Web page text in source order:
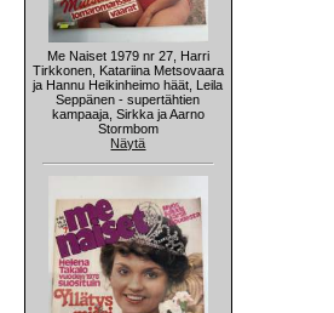
Me Naiset 1979 nr 27, Harri
Tirkkonen, Katariina Metsovaara
ja Hannu Heikinheimo häät, Leila
Seppänen - supertähtien
kampaaja, Sirkka ja Aarno
Stormbom
Näytä